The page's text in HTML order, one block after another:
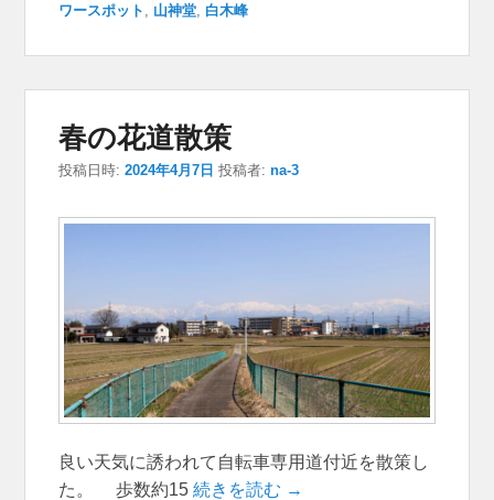
ワースポット 山神堂 白木峰
春の花道散策
投稿日時:2024年4月7日 投稿者:na-3
良い天気に誘われて自転車専用道付近を散策し
た。 歩数約15続きを読む →